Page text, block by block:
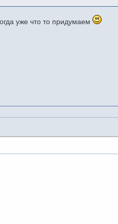
уже что то придумаем